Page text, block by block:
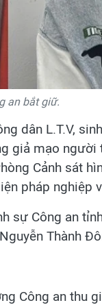
an bắt giữ.
dân L.T.V,
giả mạo người
Cảnh sát
pháp nghiệp
sự Công an
Thành
Công an thu